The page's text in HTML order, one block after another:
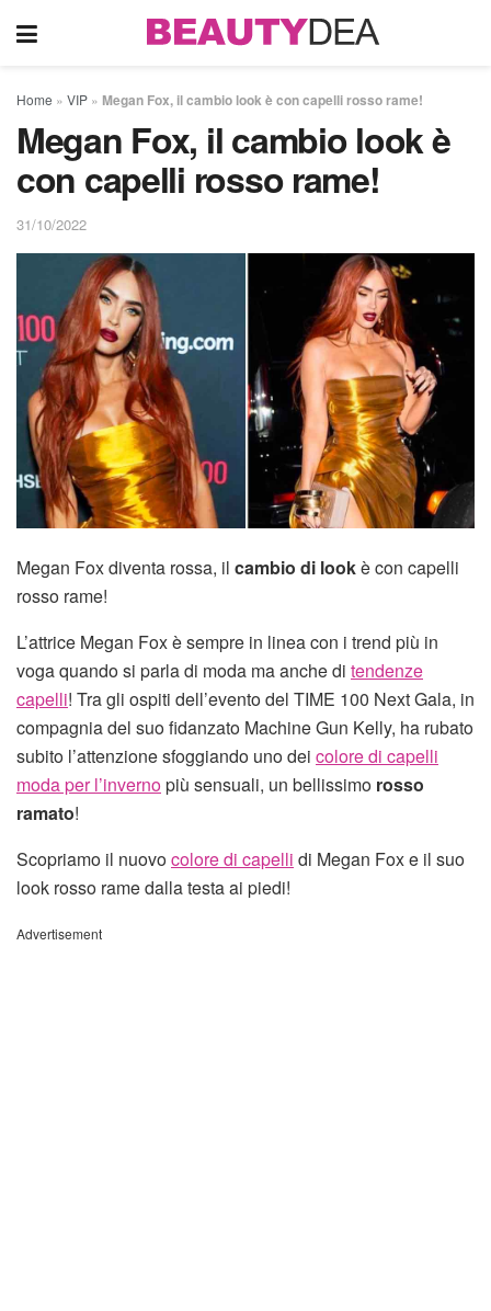
Home » VIP » Megan Fox, il cambio look è con capelli rosso rame!
Megan Fox, il cambio look è
con capelli rosso rame!
31/10/2022
Megan Fox diventa rossa, il cambio di lookè con capelli
rosso rame!
L’attrice Megan Fox è sempre in linea con i trend più in
voga quando si parla di moda ma anche di tendenze
capelli! Tra gli ospiti dell’evento del TIME 100 Next Gala, in
compagnia del suo fidanzato Machine Gun Kelly, ha rubato
subito l’attenzione sfoggiando uno dei colore di capelli
moda per l’invernopiù sensuali, un bellissimo rosso
ramato!
Scopriamo il nuovocolore di capelli di Megan Fox e il suo
look rosso rame dalla testa ai piedi!
Advertisement